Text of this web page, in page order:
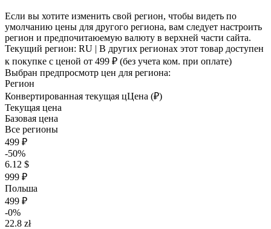
Если вы хотите изменить свой регион, чтобы видеть по
умолчанию цены для другого региона, вам следует настроить
регион и предпочитаюемую валюту в верхней части сайта.
Текущий регион: RU | В других регионах этот товар доступен
к покупке с ценой от 499 ₽ (без учета ком. при оплате)
Выбран предпросмотр цен для региона:
Регион
Конвертированная текущая цЦена (₽)
Текущая цена
Базовая цена
Все регионы
499 ₽
-50%
6.12 $
999 ₽
Польша
499 ₽
-0%
22.8 zł